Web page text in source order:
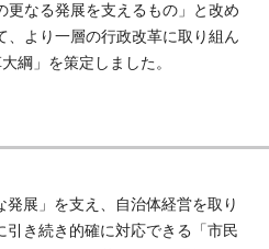
更なる発展を支えるもの」と改め
、より一層の行政改革に取り組ん
綱」を策定しました。
展」を支え、自治体経営を取り
引き続き的確に対応できる「市民